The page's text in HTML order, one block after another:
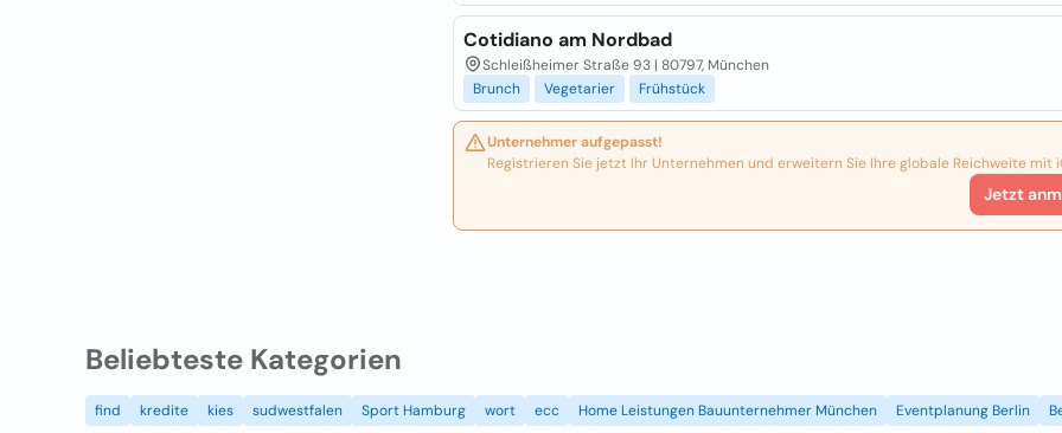
Cotidiano am Nordbad
Schleißheimer Straße 93 | 80797, München
Brunch
Vegetarier Frühstück
Unternehmer aufgepasst!
Registrieren Sie jetzt Ihr Unternehmen und erweitern Sie Ihre globale Reichweite mit
Jetzt
Beliebteste Kategorien
find kredite kies sudwestfalen Sport Hamburg wort ecc Home Leistungen Bauunternehmer München Eventplanung Berlin